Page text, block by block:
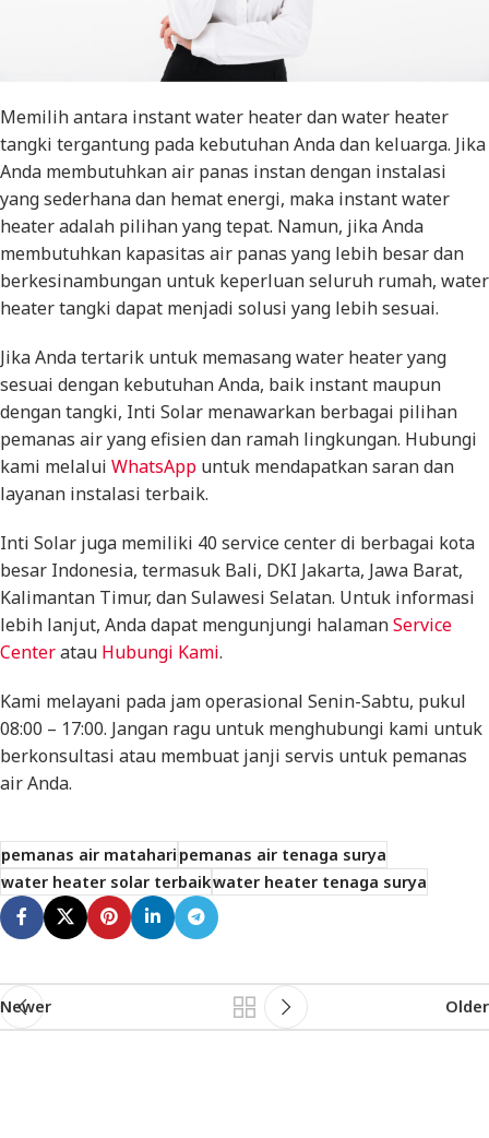
Memilih antara instant water heater dan water heater
tangki tergantung pada kebutuhan Anda dan keluarga. Jika
Anda membutuhkan air panas instan dengan instalasi
yang sederhana dan hemat energi, maka instant water
heater adalah pilihan yang tepat. Namun, jika Anda
membutuhkan kapasitas air panas yang lebih besar dan
berkesinambungan untuk keperluan seluruh rumah, water
heater tangki dapat menjadi solusi yang lebih sesuai.
Jika Anda tertarik untuk memasang water heater yang
sesuai dengan kebutuhan Anda, baik instant maupun
dengan tangki, Inti Solar menawarkan berbagai pilihan
pemanas air yang efisien dan ramah lingkungan. Hubungi
kami melalui WhatsApp untuk mendapatkan saran dan
layanan instalasi terbaik.
Inti Solar juga memiliki 40 service center di berbagai kota
besar Indonesia, termasuk Bali, DKI Jakarta, Jawa Barat,
Kalimantan Timur, dan Sulawesi Selatan. Untuk informasi
lebih lanjut, Anda dapat mengunjungi halamanService
Centeratau Hubungi Kami.
Kami melayani pada jam operasional Senin-Sabtu, pukul
08:00 – 17:00. Jangan ragu untuk menghubungi kami untuk
berkonsultasi atau membuat janji servis untuk pemanas
air Anda.
pemanas air mataharipemanas air tenaga surya
water heater solar terbaikwater heater tenaga surya
Newer Older